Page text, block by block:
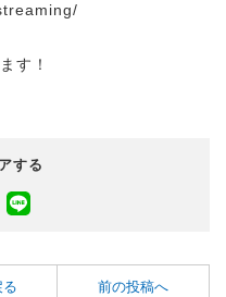
す！
する
前の投稿へ